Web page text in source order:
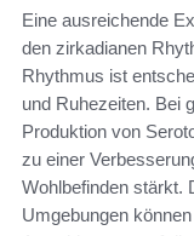
Eine ausreichende
den zirkadianen
Rhythmus ist
und Ruhezeiten. Bei
Produktion von
zu einer
Wohlbefinden stärkt.
Umgebungen